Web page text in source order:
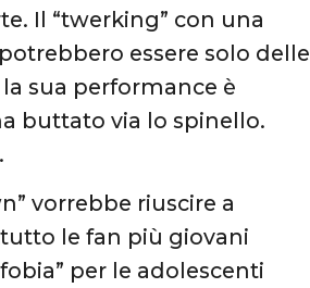
Il “twerking” con una
essere solo delle
sua performance è
buttato via lo spinello.
vorrebbe riuscire a
le fan più giovani
per le adolescenti